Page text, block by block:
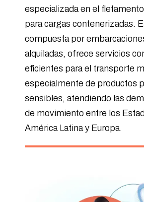
especializada en el
para cargas contenerizadas.
compuesta por
alquiladas, ofrece servicios
eficientes para el transporte
especialmente de productos
sensibles, atendiendo las
de movimiento entre los
América Latina y Europa.